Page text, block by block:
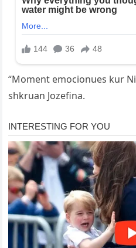
“Moment emocionues kur
shkruan Jozefina.